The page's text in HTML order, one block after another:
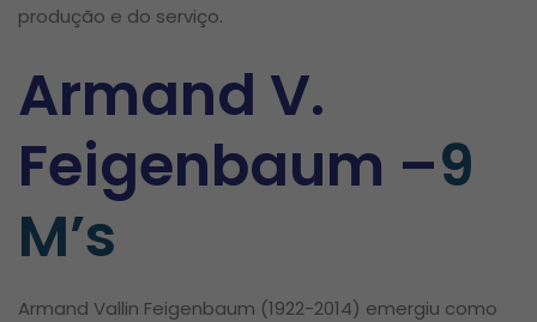
produção e do serviço.
Armand V.
Feigenbaum –9
M’s
Armand Vallin Feigenbaum (1922-2014) emergiu como